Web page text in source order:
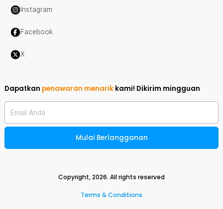
Instagram
Facebook
X
Dapatkan penawaran menarik kami! Dikirim mingguan
Email Anda
Mulai Berlangganan
Copyright,2026. All rights reserved
Terms & Conditions